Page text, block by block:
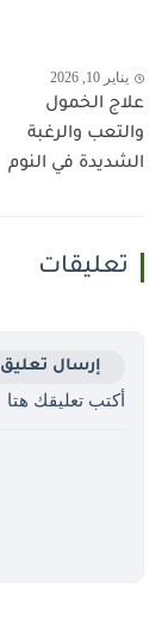
يناير 10, 2026
علاج الخمول
والتعب والرغبة
الشديدة في النوم
تعليقات
إرسال تعليق
أكتب تعليقك هتا